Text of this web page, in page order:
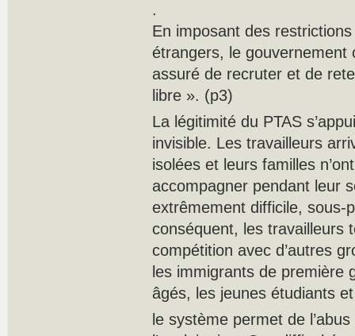
.
En imposant des
étrangers, le gouvernement
assuré de recruter et de
libre ». (p3)
La légitimité du PTAS
invisible. Les travailleurs
isolées et leurs familles
accompagner pendant leur
extrêmement difficile, sous-
conséquent, les travailleurs
compétition avec d’autres
les immigrants de première
âgés, les jeunes étudiants
le système permet de